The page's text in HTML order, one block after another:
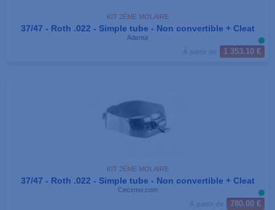
KIT 2ÈME MOLAIRE
37/47 - Roth .022 - Simple tube - Non convertible + Cleat
Adenta
1 353.10 €
KIT 2ÈME MOLAIRE
37/47 - Roth .022 - Simple tube - Non convertible + Cleat
Cecsmo.com
780.00 €